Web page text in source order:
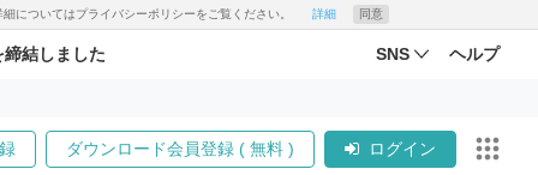
についてはプライバシーポリシーをご覧ください。 詳細 同意
結しました SNS ヘルプ
ダウンロード会員登録 ( 無料 ) ログイン